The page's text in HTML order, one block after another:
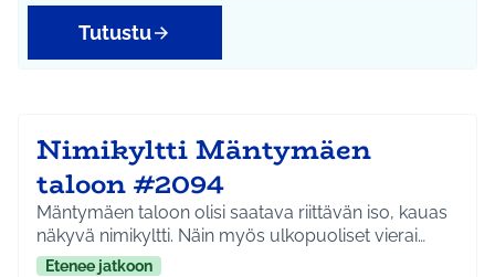
Tutustu
Nimikyltti Mäntymäen
taloon #2094
Mäntymäen taloon olisi saatava riittävän iso, kauas
näkyvä nimikyltti. Näin myös ulkopuoliset vierai…
Etenee jatkoon